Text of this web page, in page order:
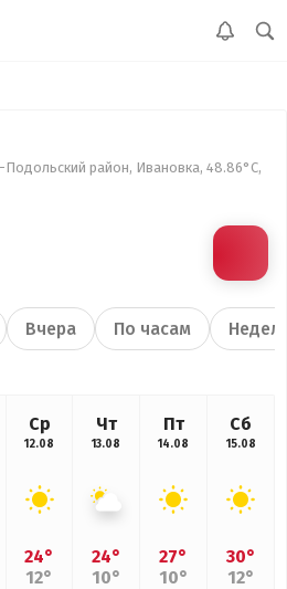
район, Ивановка, 48.86°С,
Вчера По часам
Ср
12.08
24°
12°
Чт
13.08
24°
10°
Пт
14.08
27°
10°
Сб
15.08
30°
12°